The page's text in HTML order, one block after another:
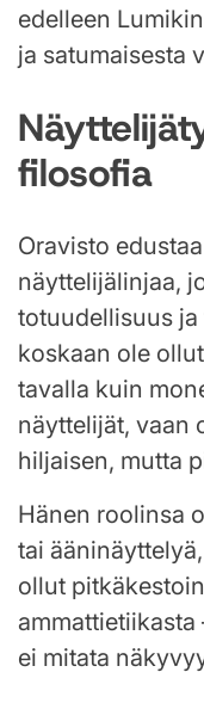
edelleen
ja satumaisesta
filosofia
Oravisto
näyttelijälinjaa,
totuudellisuus
koskaan ole
tavalla kuin
näyttelijät, vaan
hiljaisen, mutta
Hänen roolinsa
tai
ollut
ammattietiikasta
ei mitata